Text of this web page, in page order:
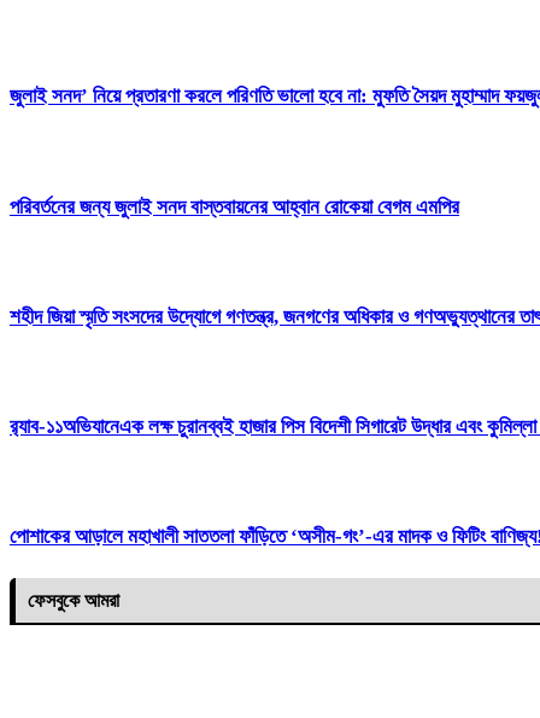
জুলাই সনদ’ নিয়ে প্রতারণা করলে পরিণতি ভালো হবে না: মুফতি সৈয়দ মুহাম্মাদ
পরিবর্তনের জন্য জুলাই সনদ বাস্তবায়নের আহ্বান রোকেয়া বেগম এমপির
শহীদ জিয়া স্মৃতি সংসদের উদ্যোগে গণতন্ত্র, জনগণের অধিকার ও গণঅভ্যুত্থানের
র‌্যাব-১১অভিযানেএক লক্ষ চুরানব্বই হাজার পিস বিদেশী সিগারেট উদ্ধার এবং
পোশাকের আড়ালে মহাখালী সাততলা ফাঁড়িতে ‘অসীম-গং’-এর মাদক ও ফিটিং
ফেসবুকে আমরা